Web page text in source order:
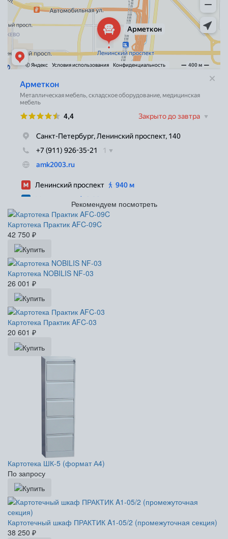
Рекомендуем посмотреть
Картотека Практик AFC-09C
42 750 ₽
Картотека NOBILIS NF-03
26 001 ₽
Картотека Практик AFC-03
20 601 ₽
Картотека ШК-5 (формат А4)
По запросу
Картотечный шкаф ПРАКТИК A1-05/2 (промежуточная секция)
38 250 ₽